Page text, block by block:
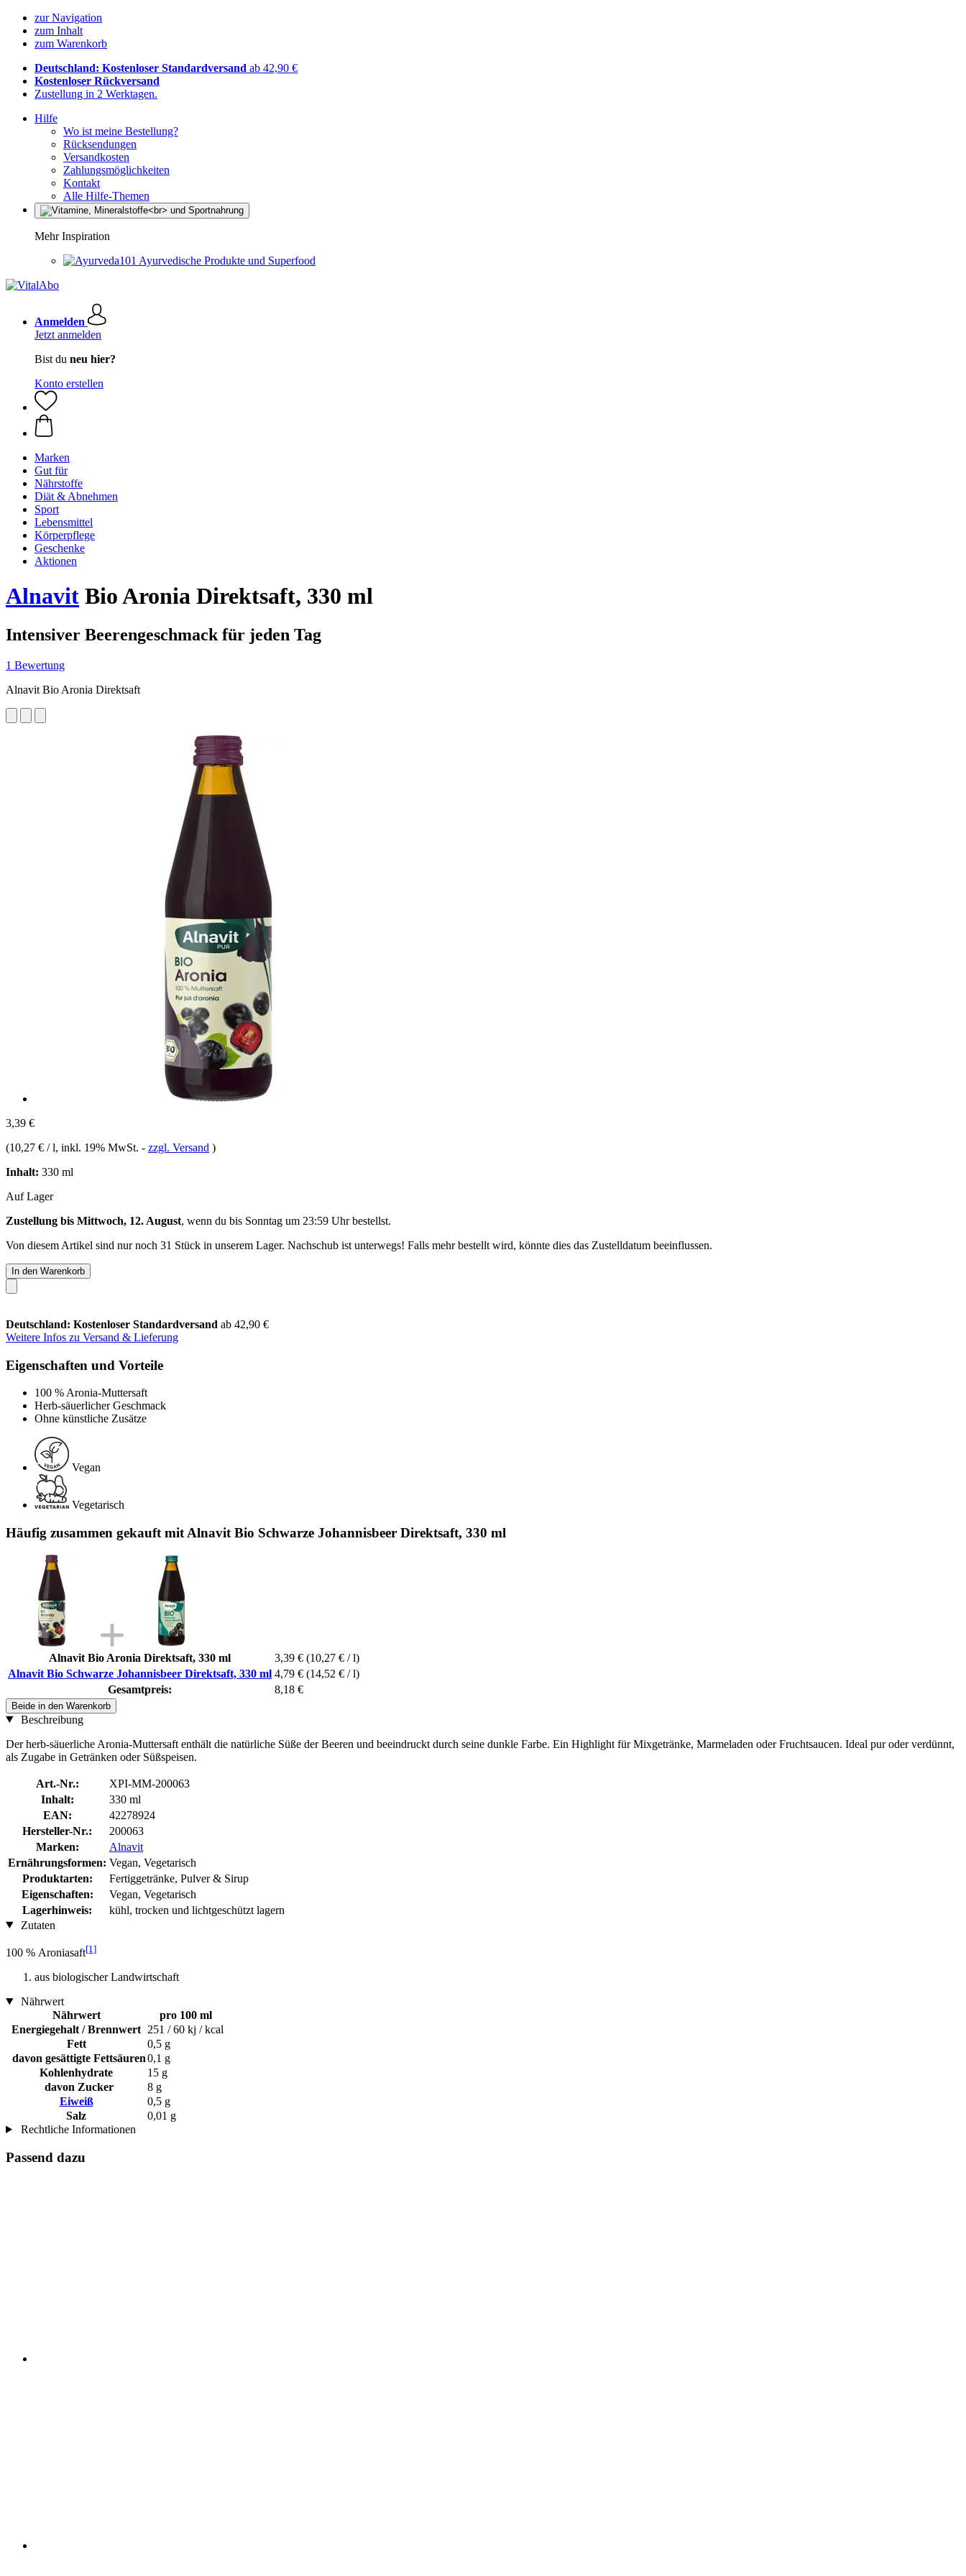
zur Navigation
zum Inhalt
zum Warenkorb
Deutschland: Kostenloser Standardversand ab 42,90 €
Kostenloser Rückversand
Zustellung in 2 Werktagen.
Hilfe
Wo ist meine Bestellung?
Rücksendungen
Versandkosten
Zahlungsmöglichkeiten
Kontakt
Alle Hilfe-Themen
Mehr Inspiration
Ayurvedische Produkte und Superfood
Anmelden
Jetzt anmelden
Bist du neu hier?
Konto erstellen
Marken
Gut für
Nährstoffe
Diät & Abnehmen
Sport
Lebensmittel
Körperpflege
Geschenke
Aktionen
Alnavit Bio Aronia Direktsaft, 330 ml
Intensiver Beerengeschmack für jeden Tag
1 Bewertung
Alnavit Bio Aronia Direktsaft
3,39 €
(10,27 € / l, inkl. 19% MwSt. - zzgl. Versand )
Inhalt: 330 ml
Auf Lager
Zustellung bis Mittwoch, 12. August, wenn du bis Sonntag um 23:59 Uhrbestellst.
Von diesem Artikel sind nur noch 31 Stück in unserem Lager. Nachschub ist unterwegs! Falls mehr bestellt wird, könnte dies das Zustelldatum beeinflussen.
In den Warenkorb
Deutschland: Kostenloser Standardversand ab 42,90 €
Weitere Infos zu Versand & Lieferung
Eigenschaften und Vorteile
100 % Aronia-Muttersaft
Herb-säuerlicher Geschmack
Ohne künstliche Zusätze
Vegan
Vegetarisch
Häufig zusammen gekauft mit Alnavit Bio Schwarze Johannisbeer Direktsaft, 330 ml
Alnavit Bio Aronia Direktsaft, 330 ml 3,39 € (10,27 € / l)
Alnavit Bio Schwarze Johannisbeer Direktsaft, 330 ml 4,79 € (14,52 € / l)
Gesamtpreis:
8,18 €
Beide in den Warenkorb
Beschreibung
Der herb-säuerliche Aronia-Muttersaft enthält die natürliche Süße der Beeren und beeindruckt durch seine dunkle Farbe. Ein Highlight für Mixgetränke, Marmeladen oder Fruchtsaucen. Ideal pur oder verdünnt,
als Zugabe in Getränken oder Süßspeisen.
Art.-Nr.:
XPI-MM-200063
Inhalt:
330 ml
EAN:
42278924
Hersteller-Nr.:
200063
Marken:
Alnavit
Ernährungsformen: Vegan, Vegetarisch
Produktarten:
Fertiggetränke, Pulver & Sirup
Eigenschaften:
Vegan, Vegetarisch
Lagerhinweis:
kühl, trocken und lichtgeschützt lagern
Zutaten
100 % Aroniasaft[1]
aus biologischer Landwirtschaft
Nährwert
Nährwert
pro 100 ml
Energiegehalt / Brennwert 251 / 60 kj / kcal
Fett
0,5 g
davon gesättigte Fettsäuren0,1 g
Kohlenhydrate
15 g
davon Zucker
8 g
Eiweiß
0,5 g
Salz
0,01 g
Rechtliche Informationen
Passend dazu